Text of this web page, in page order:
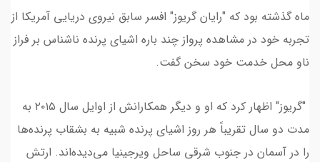
ماه گذشته بود که "رایان گریوز" افسر سابق نیروی دریایی آمریکا از
تجربه خود در مشاهده پرواز چند باره اشیای پرنده ناشناس بر فراز
ناو محل خدمت خود سخن گفت.
"گریوز" اظهار کرد که او و دیگر همکارانش از اوایل سال ۲۰۱۵ به
مدت دو سال تقریباً هر روز اشیای پرنده شبیه به بشقاب پرنده‌ها
را در آسمان در جنوب شرقی ساحل ویرجینیا می‌دیده‌اند. ارتش